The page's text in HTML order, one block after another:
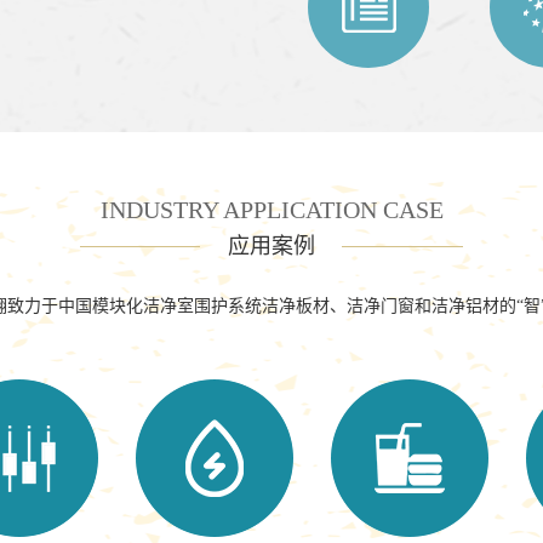
INDUSTRY APPLICATION CASE
应用案例
致力于中国模块化洁净室围护系统洁净板材、洁净门窗和洁净铝材的“智